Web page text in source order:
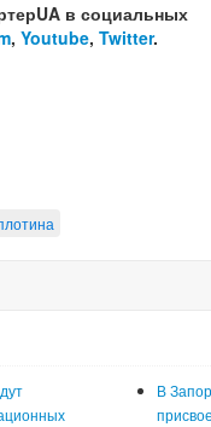
в социальных
, Youtube, Twitter.
В